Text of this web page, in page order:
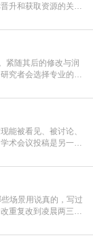
升和获取资源的关键
略与扎实的工作。本
精准定位是成功的第
紧随其后的修改与润
究者会选择专业的语
高效地打磨自己的论
位研究者值得投入学
能被看见、被讨论、
术会议投稿是另一个
学术交流中心小编
播与反馈学术会议通
场景用说真的，写过
重复改到凌晨两三
，半天就能搞定你两